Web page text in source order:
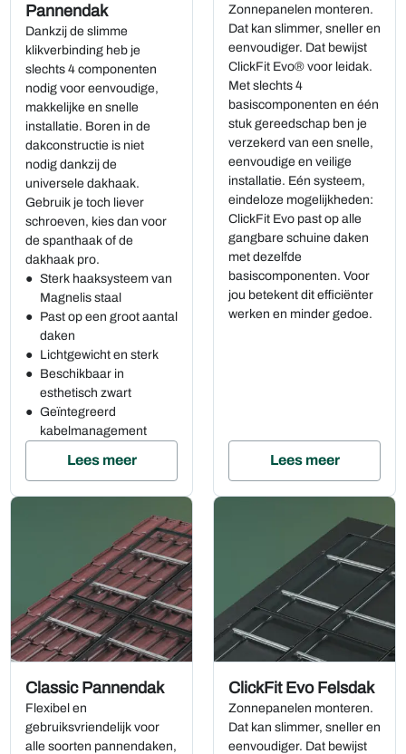
Pannendak
Dankzij de slimme
klikverbinding heb je
slechts 4 componenten
nodig voor eenvoudige,
makkelijke en snelle
installatie. Boren in de
dakconstructie is niet
nodig dankzij de
universele dakhaak.
Gebruik je toch liever
schroeven, kies dan voor
de spanthaak of de
dakhaak pro.
Sterk haaksysteem van
Magnelis staal
Past op een groot aantal
daken
Lichtgewicht en sterk
Beschikbaar in
esthetisch zwart
Geïntegreerd
kabelmanagement
Lees meer
Zonnepanelen monteren.
Dat kan slimmer, sneller en
eenvoudiger. Dat bewijst
ClickFit Evo® voor leidak.
Met slechts 4
basiscomponenten en één
stuk gereedschap ben je
verzekerd van een snelle,
eenvoudige en veilige
installatie. Eén systeem,
eindeloze mogelijkheden:
ClickFit Evo past op alle
gangbare schuine daken
met dezelfde
basiscomponenten. Voor
jou betekent dit efficiënter
werken en minder gedoe.
Lees meer
Classic Pannendak
Flexibel en
gebruiksvriendelijk voor
alle soorten pannendaken,
ClickFit Evo Felsdak
Zonnepanelen monteren.
Dat kan slimmer, sneller en
eenvoudiger. Dat bewijst